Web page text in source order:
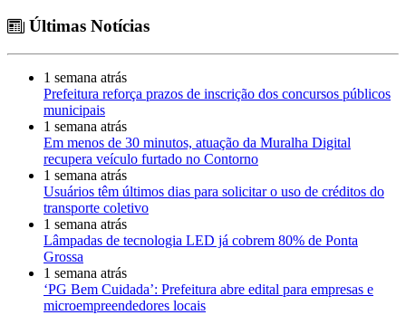
Últimas Notícias
1 semana atrás
Prefeitura reforça prazos de inscrição dos concursos públicos
municipais
1 semana atrás
Em menos de 30 minutos, atuação da Muralha Digital
recupera veículo furtado no Contorno
1 semana atrás
Usuários têm últimos dias para solicitar o uso de créditos do
transporte coletivo
1 semana atrás
Lâmpadas de tecnologia LED já cobrem 80% de Ponta
Grossa
1 semana atrás
‘PG Bem Cuidada’: Prefeitura abre edital para empresas e
microempreendedores locais